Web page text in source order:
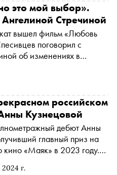
это мой выбор».
Стречиной
вышел фильм «Любовь
поговорил с
об изменениях в
2024 г.
российском
Кузнецовой
дебют Анны
главный приз на
кино «Маяк» в 2023 году.
разные люди могут